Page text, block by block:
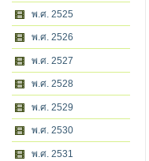
พ.ศ. 2525
พ.ศ. 2526
พ.ศ. 2527
พ.ศ. 2528
พ.ศ. 2529
พ.ศ. 2530
พ.ศ. 2531